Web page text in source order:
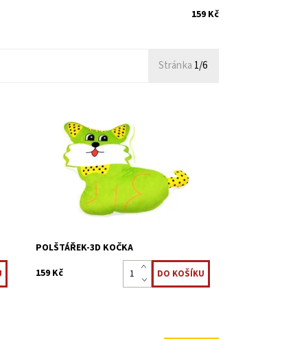
159 Kč
Stránka 1/6
Každý z nás ví, že děti milují měkké a
plyšové materiály. Plyšové polštáře jsou
věci, které pomáhají našim dětem usnout,
uklidnit je a dát pocit bezpečí. Měkký
tvarovaný 3D...
Dostupnost:
Skladem 4 ks
22323868
POLŠTÁŘEK-3D KOČKA
159 Kč